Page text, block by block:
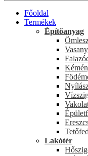
Főoldal
Termékek
Építőanyag
Lakótér